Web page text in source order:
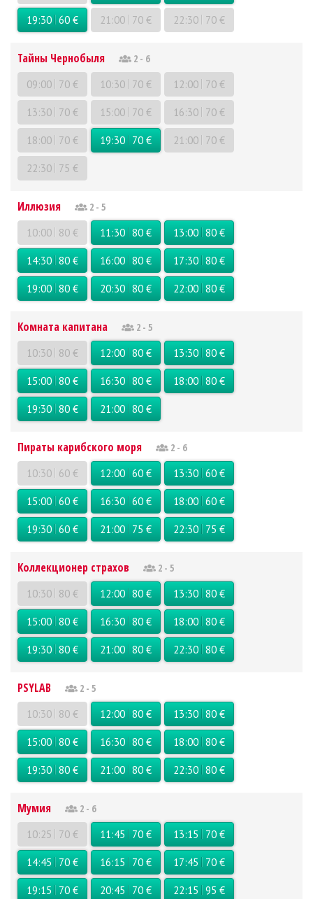
19:30 60 € 21:00 70 € 22:30 70 €
Тайны Чернобыля
2 - 6
09:00 70 € 10:30 70 € 12:00 70 €
13:30 70 € 15:00 70 € 16:30 70 €
18:00 70 € 19:30 70 € 21:00 70 €
22:30 75 €
Иллюзия
2 - 5
10:00 80 € 11:30 80 € 13:00 80 €
14:30 80 € 16:00 80 € 17:30 80 €
19:00 80 € 20:30 80 € 22:00 80 €
Комната капитана
2 - 5
10:30 80 € 12:00 80 € 13:30 80 €
15:00 80 € 16:30 80 € 18:00 80 €
19:30 80 € 21:00 80 €
Пираты карибского моря
2 - 6
10:30 60 € 12:00 60 € 13:30 60 €
15:00 60 € 16:30 60 € 18:00 60 €
19:30 60 € 21:00 75 € 22:30 75 €
Коллекционер страхов
2 - 5
10:30 80 € 12:00 80 € 13:30 80 €
15:00 80 € 16:30 80 € 18:00 80 €
19:30 80 € 21:00 80 € 22:30 80 €
PSYLAB
2 - 5
10:30 80 € 12:00 80 € 13:30 80 €
15:00 80 € 16:30 80 € 18:00 80 €
19:30 80 € 21:00 80 € 22:30 80 €
Мумия
2 - 6
10:25
70 € 11:45 70 € 13:15 70 €
14:45 70 € 16:15 70 € 17:45 70 €
19:15 70 € 20:45 70 € 22:15 95 €